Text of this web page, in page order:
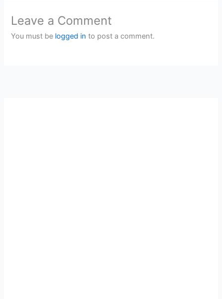
Leave a Comment
You must be logged in to post a comment.